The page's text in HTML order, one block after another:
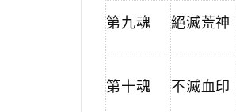
第九魂 絕滅荒神
第十魂 不滅血印